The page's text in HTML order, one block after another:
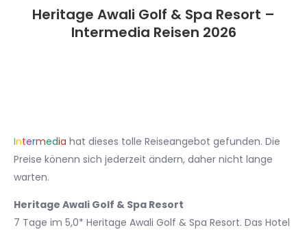
Heritage Awali Golf & Spa Resort –
Intermedia Reisen 2026
Intermedia hat dieses tolle Reiseangebot gefunden. Die
Preise könenn sich jederzeit ändern, daher nicht lange
warten.
Heritage Awali Golf & Spa Resort
7 Tage im 5,0* Heritage Awali Golf & Spa Resort. Das Hotel